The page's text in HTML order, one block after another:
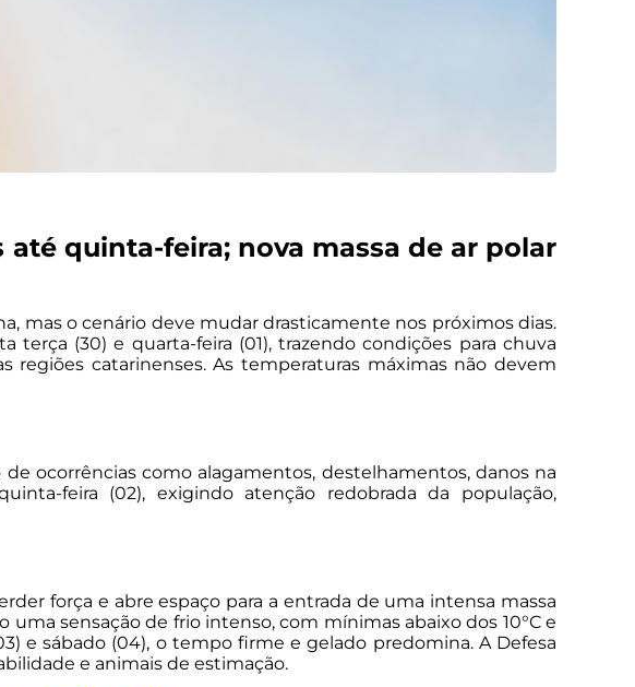
quinta-feira; nova massa de ar polar
mas o cenário deve mudar drasticamente nos próximos dias.
(30) e quarta-feira (01), trazendo condições para chuva
catarinenses. As temperaturas máximas não devem
ocorrências como alagamentos, destelhamentos, danos na
feira (02), exigindo atenção redobrada da população,
força e abre espaço para a entrada de uma intensa massa
sensação de frio intenso, com mínimas abaixo dos 10°C e
e sábado (04), o tempo firme e gelado predomina. A Defesa
e animais de estimação.